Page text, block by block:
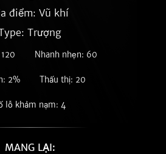
điểm: Vũ khí
Trượng
Nhanh nhẹn: 60
2% Thấu thị: 20
lỗ khảm nạm: 4
MANG LẠI: